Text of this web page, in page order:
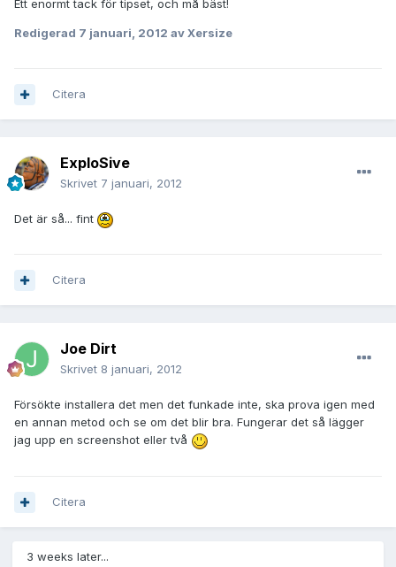
Ett enormt tack för tipset, och må bäst!
Redigerad 7 januari, 2012 av Xersize
Citera
ExploSive
Skrivet 7 januari, 2012
Det är så... fint
Citera
Joe Dirt
Skrivet 8 januari, 2012
Försökte installera det men det funkade inte, ska prova igen med
en annan metod och se om det blir bra. Fungerar det så lägger
jag upp en screenshot eller två
Citera
3 weeks later...